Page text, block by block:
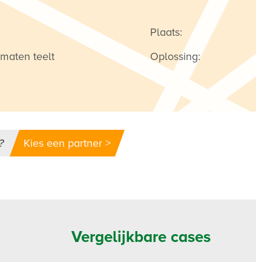
teelt
Plaats:
Oplossing:
Kies een partner >
Vergelijkbare cases